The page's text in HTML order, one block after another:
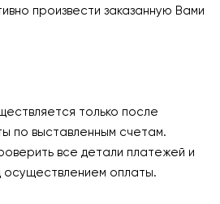
произвести заказанную Вами
только после
по выставленным счетам.
все детали платежей и
осуществлением оплаты.